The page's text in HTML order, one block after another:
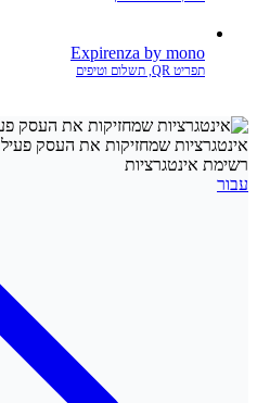
Expirenza by mono
תפריט QR, תשלום וטיפים
אינטגרציות שמחזיקות את העסק פעיל
רשימת אינטגרציות
עבור